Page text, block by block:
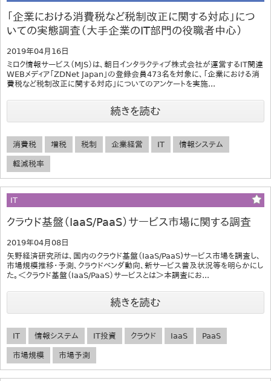
「企業における消費税など税制改正に関する対応」につ
いての実態調査（大手企業のIT部門の役職者中心）
2019年04月16日
ミロク情報サービス（MJS）は、朝日インタラクティブ株式会社が運営するIT関連
WEBメディア「ZDNet Japan」の登録会員473名を対象に、「企業における消
費税など税制改正に関する対応」についてのアンケートを実施...
続きを読む
消費税 増税 税制 企業経営 IT 情報システム
軽減税率
IT
クラウド基盤（IaaS/PaaS）サービス市場に関する調査
2019年04月08日
矢野経済研究所は、国内のクラウド基盤（IaaS/PaaS)サービス市場を調査し、
市場規模推移・予測、クラウドベンダ動向、新サービス普及状況等を明らかにし
た。＜クラウド基盤（IaaS/PaaS）サービスとは＞本調査にお...
続きを読む
IT 情報システム IT投資 クラウド IaaS PaaS
市場規模 市場予測